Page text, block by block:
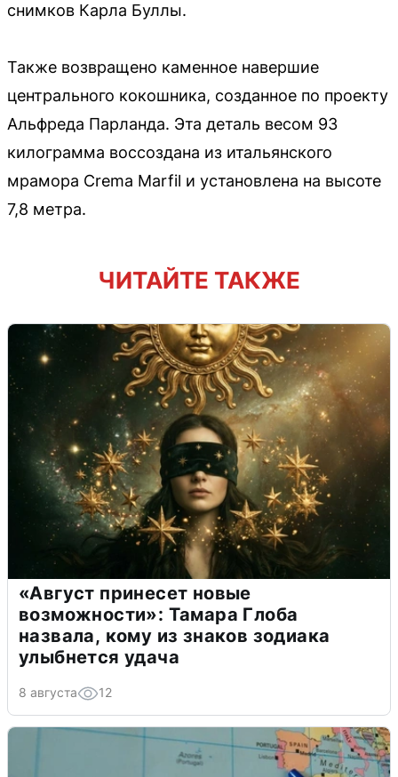
снимков Карла Буллы.
Также возвращено каменное навершие
центрального кокошника, созданное по проекту
Альфреда Парланда. Эта деталь весом 93
килограмма воссоздана из итальянского
мрамора Crema Marfil и установлена на высоте
7,8 метра.
ЧИТАЙТЕ ТАКЖЕ
«Август принесет новые
возможности»: Тамара Глоба
назвала, кому из знаков зодиака
улыбнется удача
8 августа 12